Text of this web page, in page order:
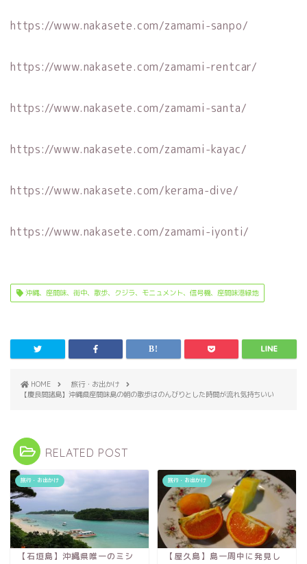
https://www.nakasete.com/zamami-sanpo/
https://www.nakasete.com/zamami-rentcar/
https://www.nakasete.com/zamami-santa/
https://www.nakasete.com/zamami-kayac/
https://www.nakasete.com/kerama-dive/
https://www.nakasete.com/zamami-iyonti/
沖縄、座間味、街中、散歩、クジラ、モニュメント、信号機、座間味港緑地
HOME
旅行・お出かけ
【慶良間諸島】沖縄県座間味島の朝の散歩はのんびりとした時間が流れ気持ちいい
RELATED POST
旅行・お出かけ
【石垣島】沖縄県唯一のミシ
旅行・お出かけ
【屋久島】島一周中に発見し